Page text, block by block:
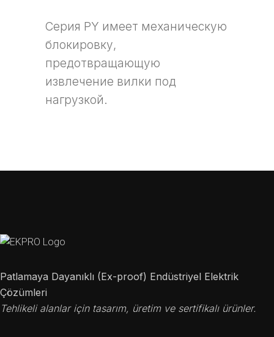
Серия PY имеет механическую
блокировку,
предотвращающую
извлечение вилки под
нагрузкой.
Patlamaya Dayanıklı (Ex-proof) Endüstriyel Elektrik
Çözümleri
Tehlikeli alanlar için tasarım, üretim ve sertifikalı ürünler.